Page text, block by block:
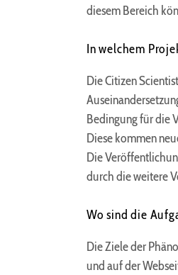
diesem Bereich
In welchem
Die Citizen
Bedingung für die
Diese kommen
Die
durch die weitere
Wo sind die
Die Ziele der
und auf der